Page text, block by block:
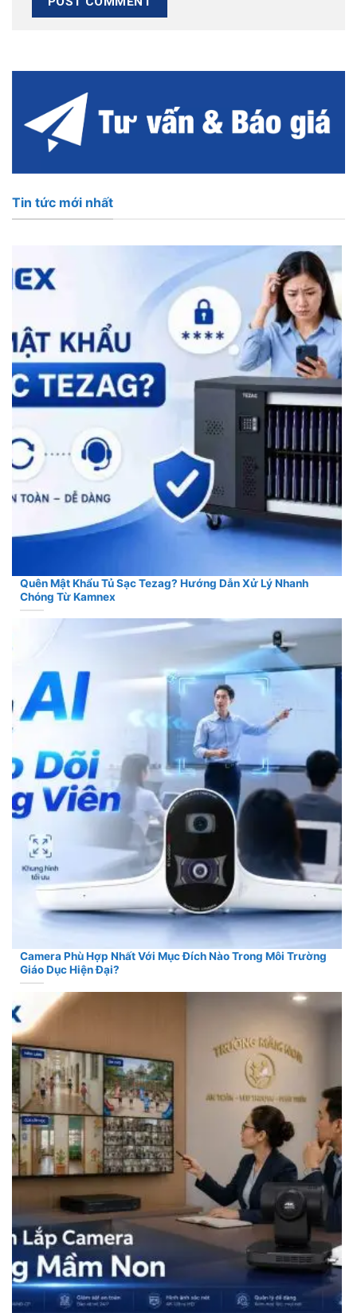
Tin tức mới nhất
Quên Mật Khẩu Tủ Sạc Tezag? Hướng Dẫn Xử Lý Nhanh
Chóng Từ Kamnex
Camera Phù Hợp Nhất Với Mục Đích Nào Trong Môi Trường
Giáo Dục Hiện Đại?